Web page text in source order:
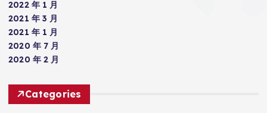
2022 年 1 月
2021 年 3 月
2021 年 1 月
2020 年 7 月
2020 年 2 月
Categories